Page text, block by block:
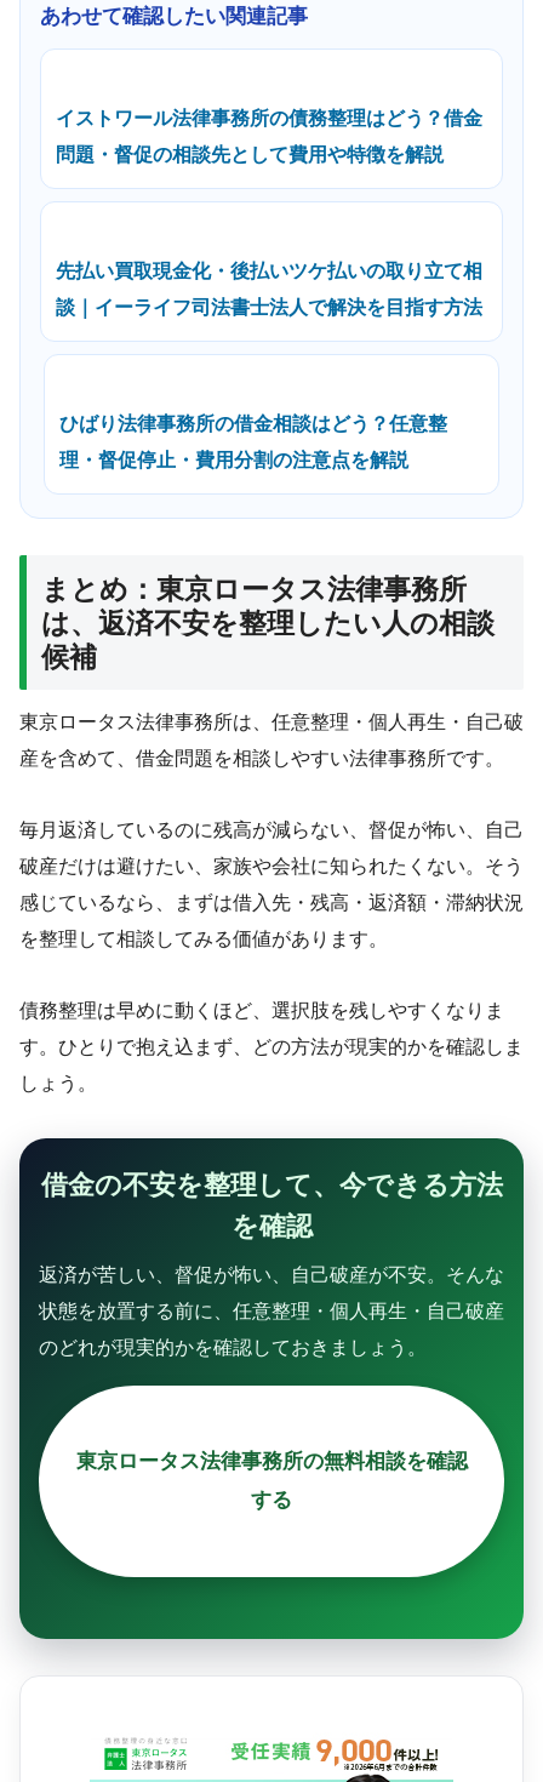
あわせて確認したい関連記事
イストワール法律事務所の債務整理はどう？借金
問題・督促の相談先として費用や特徴を解説
先払い買取現金化・後払いツケ払いの取り立て相
談｜イーライフ司法書士法人で解決を目指す方法
ひばり法律事務所の借金相談はどう？任意整
理・督促停止・費用分割の注意点を解説
まとめ：東京ロータス法律事務所
は、返済不安を整理したい人の相談
候補
東京ロータス法律事務所は、任意整理・個人再生・自己破
産を含めて、借金問題を相談しやすい法律事務所です。
毎月返済しているのに残高が減らない、督促が怖い、自己
破産だけは避けたい、家族や会社に知られたくない。そう
感じているなら、まずは借入先・残高・返済額・滞納状況
を整理して相談してみる価値があります。
債務整理は早めに動くほど、選択肢を残しやすくなりま
す。ひとりで抱え込まず、どの方法が現実的かを確認しま
しょう。
借金の不安を整理して、今できる方法
を確認
返済が苦しい、督促が怖い、自己破産が不安。そんな
状態を放置する前に、任意整理・個人再生・自己破産
のどれが現実的かを確認しておきましょう。
東京ロータス法律事務所の無料相談を確認
する